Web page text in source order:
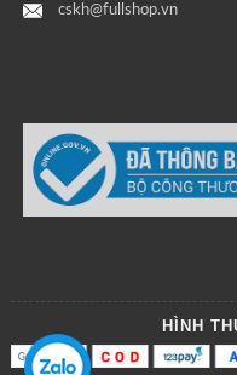
cskh@fullshop.vn
HÌNH